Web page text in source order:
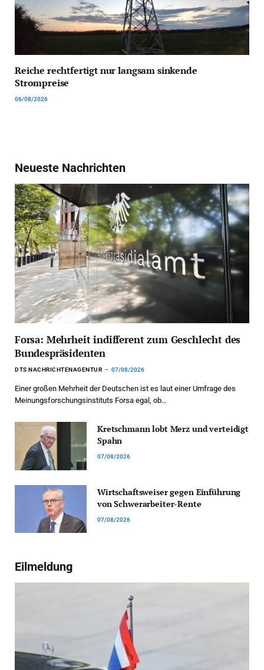
Reiche rechtfertigt nur langsam sinkende
Strompreise
06/08/2026
Neueste Nachrichten
Forsa: Mehrheit indifferent zum Geschlecht des
Bundespräsidenten
DTS NACHRICHTENAGENTUR 07/08/2026
Einer großen Mehrheit der Deutschen ist es laut einer Umfrage des
Meinungsforschungsinstituts Forsa egal, ob…
Kretschmann lobt Merz und verteidigt
Spahn
07/08/2026
Wirtschaftsweiser gegen Einführung
von Schwerarbeiter-Rente
07/08/2026
Eilmeldung